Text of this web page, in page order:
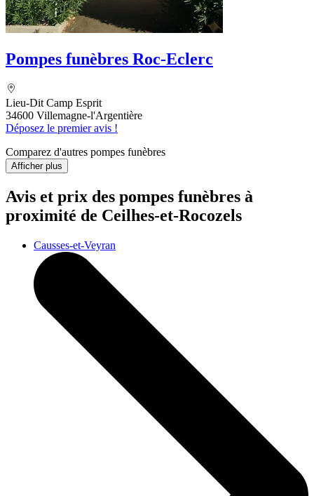
Pompes funèbres Roc-Eclerc
Lieu-Dit Camp Esprit
34600 Villemagne-l'Argentière
Déposez le premier avis !
Comparez d'autres pompes funèbres
Afficher plus
Avis et prix des pompes funèbres à
proximité de Ceilhes-et-Rocozels
Causses-et-Veyran